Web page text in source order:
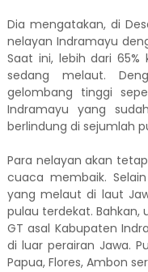
Dia mengatakan, di
nelayan Indramayu
Saat ini, lebih dari
sedang melaut.
gelombang tinggi
Indramayu yang
berlindung di sejumlah
Para nelayan akan
cuaca membaik.
yang melaut di laut
pulau terdekat. Bahkan,
GT asal Kabupaten
di luar perairan Jawa.
Papua, Flores, Ambon